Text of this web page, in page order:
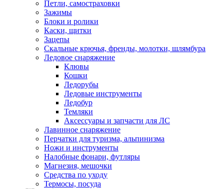
Петли, самостраховки
Зажимы
Блоки и ролики
Каски, щитки
Зацепы
Скальные крючья, френды, молотки, шлямбура
Ледовое снаряжение
Клювы
Кошки
Ледорубы
Ледовые инструменты
Ледобур
Темляки
Аксессуары и запчасти для ЛС
Лавинное снаряжение
Перчатки для туризма, альпинизма
Ножи и инструменты
Налобные фонари, футляры
Магнезия, мешочки
Средства по уходу
Термосы, посуда